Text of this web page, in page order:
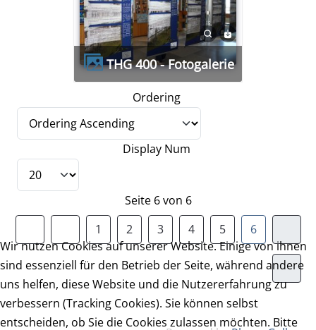
THG 400 - Fotogalerie
Ordering
Display Num
Seite 6 von 6
1
2 3 4 5 6
Wir nutzen Cookies auf unserer Website. Einige von ihnen
sind essenziell für den Betrieb der Seite, während andere
uns helfen, diese Website und die Nutzererfahrung zu
verbessern (Tracking Cookies). Sie können selbst
entscheiden, ob Sie die Cookies zulassen möchten. Bitte